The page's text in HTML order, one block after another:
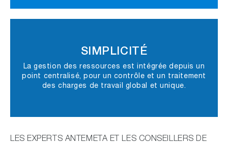
SIMPLICITÉ
La gestion des ressources est intégrée depuis un
point centralisé, pour un contrôle et un traitement
des charges de travail global et unique.
LES EXPERTS ANTEMETA ET LES CONSEILLERS DE